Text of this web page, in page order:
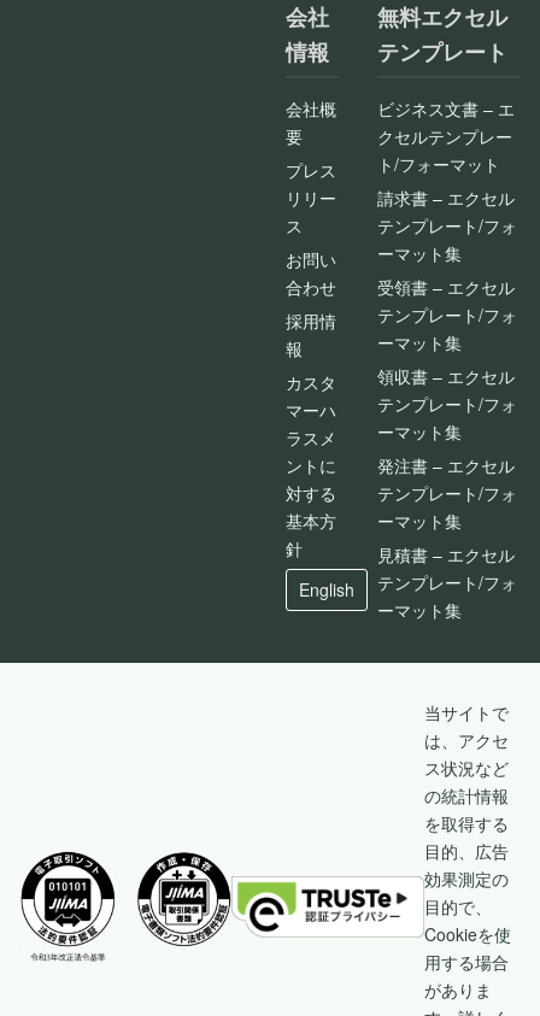
会社
情報
会社概
要
プレス
リリー
ス
お問い
合わせ
採用情
報
カスタ
マーハ
ラスメ
ントに
対する
基本方
針
English
無料エクセル
テンプレート
ビジネス文書 – エ
クセルテンプレー
ト/フォーマット
請求書 – エクセル
テンプレート/フォ
ーマット集
受領書 – エクセル
テンプレート/フォ
ーマット集
領収書 – エクセル
テンプレート/フォ
ーマット集
発注書 – エクセル
テンプレート/フォ
ーマット集
見積書 – エクセル
テンプレート/フォ
ーマット集
当サイトで
は、アクセ
ス状況など
の統計情報
を取得する
目的、広告
効果測定の
目的で、
Cookieを使
用する場合
がありま